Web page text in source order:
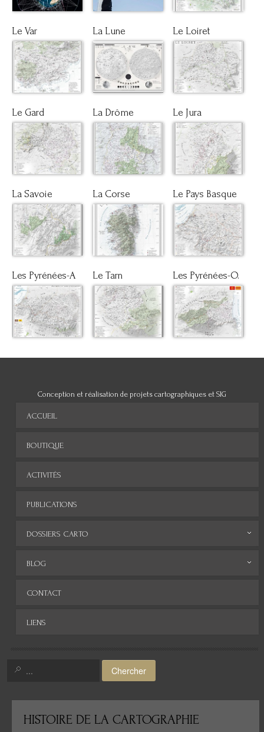
Le Var La Lune Le Loiret
Le Gard La Drôme Le Jura
La Savoie La Corse Le Pays Basque
Les Pyrénées-A Le Tarn Les Pyrénées-O.
Conception et réalisation de projets cartographiques et SIG
ACCUEIL
BOUTIQUE
ACTIVITÉS
PUBLICATIONS
DOSSIERS CARTO
Monde
Moyen-Orient
Histoire de la cartographie
Cartes insolites, anciennes...
BLOG
Archives
CONTACT
LIENS
Chercher
HISTOIRE DE LA CARTOGRAPHIE